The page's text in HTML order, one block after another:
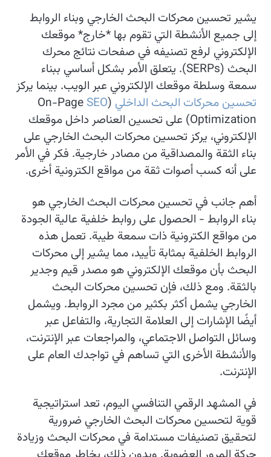
يشير تحسين محركات البحث الخارجي وبناء الروابط
إلى جميع الأنشطة التي تقوم بها *خارج* موقعك
الإلكتروني لرفع تصنيفه في صفحات نتائج محرك
البحث (SERPs). يتعلق الأمر بشكل أساسي ببناء
سمعة وسلطة موقعك الإلكتروني عبر الويب. بينما يركز
تحسين محركات البحث الداخلي (On-Page
SEO
Optimization) على تحسين العناصر داخل موقعك
الإلكتروني، يركز تحسين محركات البحث الخارجي على
بناء الثقة والمصداقية من مصادر خارجية. فكر في الأمر
على أنه كسب أصوات ثقة من مواقع الكترونية أخرى.
أهم جانب في تحسين محركات البحث الخارجي هو
بناء الروابط - الحصول على روابط خلفية عالية الجودة
من مواقع الكترونية ذات سمعة طيبة. تعمل هذه
الروابط الخلفية بمثابة تأييد، مما يشير إلى محركات
البحث بأن موقعك الإلكتروني هو مصدر قيم وجدير
بالثقة. ومع ذلك، فإن تحسين محركات البحث
الخارجي يشمل أكثر بكثير من مجرد الروابط. ويشمل
أيضًا الإشارات إلى العلامة التجارية، والتفاعل عبر
وسائل التواصل الاجتماعي، والمراجعات عبر الإنترنت،
والأنشطة الأخرى التي تساهم في تواجدك العام على
الإنترنت.
في المشهد الرقمي التنافسي اليوم، تعد استراتيجية
قوية لتحسين محركات البحث الخارجي ضرورية
لتحقيق تصنيفات مستدامة في محركات البحث وزيادة